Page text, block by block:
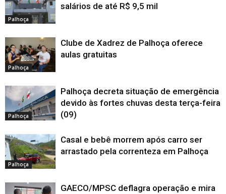
Palhoça
salários de até R$ 9,5 mil
Palhoça
Clube de Xadrez de Palhoça oferece
aulas gratuitas
Palhoça
Palhoça decreta situação de emergência
devido às fortes chuvas desta terça-feira
(09)
Palhoça
Casal e bebê morrem após carro ser
arrastado pela correnteza em Palhoça
GAECO/MPSC deflagra operação e mira